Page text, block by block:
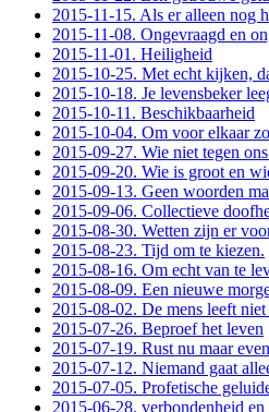
2015-11-15. Als er alleen nog
2015-11-08. Ongevraagd en
2015-11-01. Heiligheid
2015-10-25. Met echt kijken,
2015-10-18. Je levensbeker
2015-10-11. Beschikbaarheid
2015-10-04. Om voor elkaar
2015-09-27. Wie niet tegen
2015-09-20. Wie is groot en
2015-09-13. Geen woorden
2015-09-06. Collectieve
2015-08-30. Wetten zijn er
2015-08-23. Tijd om te kiezen.
2015-08-16. Om echt van te
2015-08-09. Een nieuwe
2015-08-02. De mens leeft
2015-07-26. Beproef het leven
2015-07-19. Rust nu maar
2015-07-12. Niemand gaat
2015-07-05. Profetische
2015-06-28. verbondenheid en